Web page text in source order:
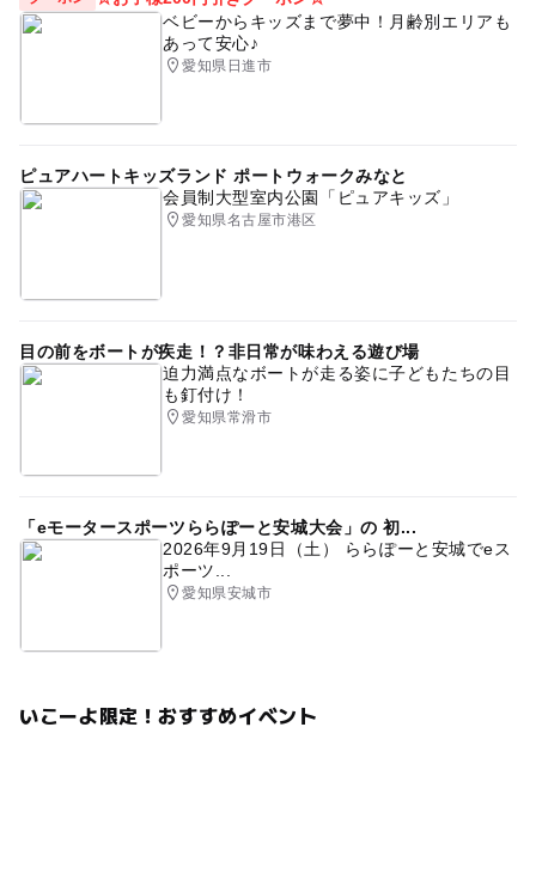
ベビーからキッズまで夢中！月齢別エリアも
あって安心♪
愛知県日進市
ピュアハートキッズランド ポートウォークみなと
会員制大型室内公園「ピュアキッズ」
愛知県名古屋市港区
目の前をボートが疾走！？非日常が味わえる遊び場
迫力満点なボートが走る姿に子どもたちの目
も釘付け！
愛知県常滑市
「eモータースポーツららぽーと安城大会」の 初...
2026年9月19日（土） ららぽーと安城でeス
ポーツ...
愛知県安城市
いこーよ限定！おすすめイベント